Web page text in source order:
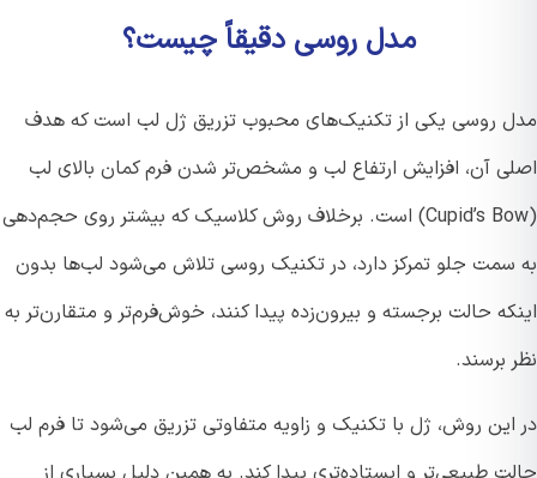
مدل روسی دقیقاً چیست؟
روسی یکی از تکنیک‌های محبوب تزریق ژل لب است که هدف
آن، افزایش ارتفاع لب و مشخص‌تر شدن فرم کمان بالای لب
(Cupid’s Bow) است. برخلاف روش کلاسیک که بیشتر روی حجم‌دهی
جلو تمرکز دارد، در تکنیک روسی تلاش می‌شود لب‌ها بدون
حالت برجسته و بیرون‌زده پیدا کنند، خوش‌فرم‌تر و متقارن‌تر به
برسند.
روش، ژل با تکنیک و زاویه متفاوتی تزریق می‌شود تا فرم لب